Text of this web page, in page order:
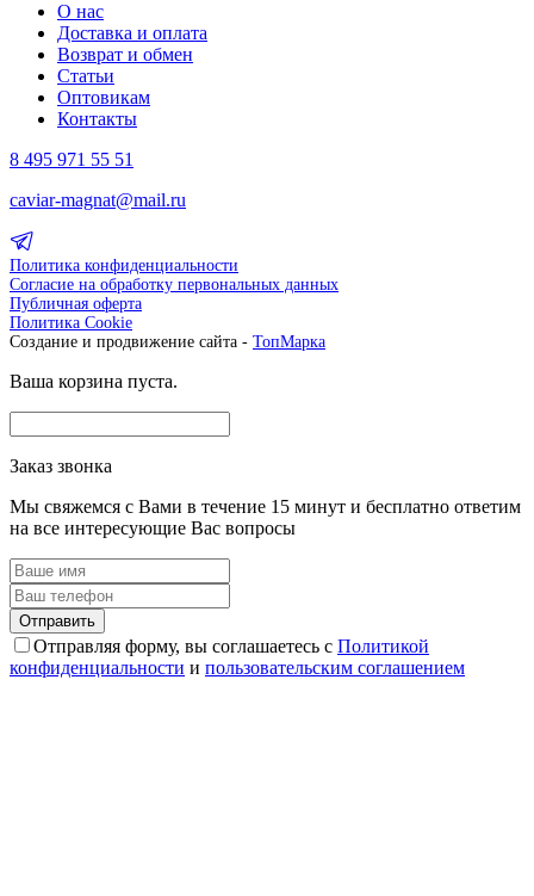
О нас
Доставка и оплата
Возврат и обмен
Статьи
Оптовикам
Контакты
8 495 971 55 51
caviar-magnat@mail.ru
Политика конфиденциальности
Согласие на обработку первональных данных
Публичная оферта
Политика Cookie
Создание и продвижение сайта - ТопМарка
Ваша корзина пуста.
Заказ звонка
Мы свяжемся с Вами в течение 15 минут и бесплатно ответим
на все интересующие Вас вопросы
Отправляя форму, вы соглашаетесь с Политикой
конфиденциальности и пользовательским соглашением